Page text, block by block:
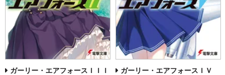
ガーリー・エアフォースＩＩＩ ガーリー・エアフォースＩＶ